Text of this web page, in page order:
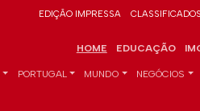
EDIÇÃO IMPRESSA CLASSIFICADOS
HOME EDUCAÇÃO
PORTUGAL MUNDO NEGÓCIOS